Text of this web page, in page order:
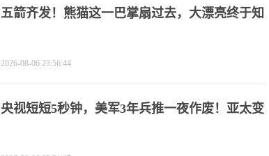
五箭齐发！熊猫这一巴掌扇过去，大漂亮终于知
2026-08-06 23:56:44
央视短短5秒钟，美军3年兵推一夜作废！亚太变